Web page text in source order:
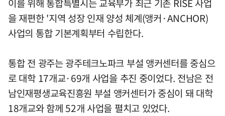
이를 위해 통합특별시는 교육부가 최근 기존 RISE 사업
을 재편한 '지역 성장 인재 양성 체계(앵커·ANCHOR)
사업의 통합 기본계획부터 수립한다.
통합 전 광주는 광주테크노파크 부설 앵커센터를 중심으
로 대학 17개교·69개 사업을 추진 중이었다. 전남은 전
남인재평생교육진흥원 부설 앵커센터가 중심이 돼 대학
18개교와 함께 52개 사업을 펼치고 있었다.